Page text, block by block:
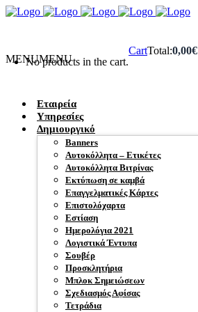
No products in the cart.
CartTotal:0,00€
MENUMENU
Eταιρεία
Υπηρεσίες
Δημιουργικό
Banners
Αυτοκόλλητα – Ετικέτες
Αυτοκόλλητα Βιτρίνας
Εκτύπωση σε καμβά
Επαγγελματικές Κάρτες
Επιστολόχαρτα
Εστίαση
Ημερολόγια 2021
Λογιστικά Έντυπα
Σουβέρ
Προσκλητήρια
Μπλοκ Σημειώσεων
Σχεδιασμός Αφίσας
Τετράδια